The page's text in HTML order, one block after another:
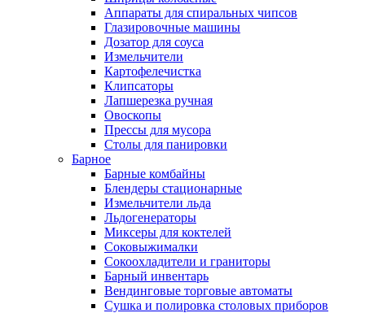
Аппараты для спиральных чипсов
Глазировочные машины
Дозатор для соуса
Измельчители
Картофелечистка
Клипсаторы
Лапшерезка ручная
Овоскопы
Прессы для мусора
Столы для панировки
Барное
Барные комбайны
Блендеры стационарные
Измельчители льда
Льдогенераторы
Миксеры для коктелей
Соковыжималки
Сокоохладители и граниторы
Барный инвентарь
Вендинговые торговые автоматы
Сушка и полировка столовых приборов